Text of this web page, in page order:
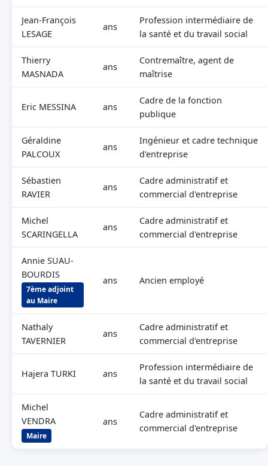
Jean-François
LESAGE
ans
Profession intermédiaire de
la santé et du travail social
Thierry
MASNADA
ans
Contremaître, agent de
maîtrise
Eric MESSINA ans
Cadre de la fonction
publique
Géraldine
PALCOUX
ans
Ingénieur et cadre technique
d'entreprise
Sébastien
RAVIER
ans
Cadre administratif et
commercial d'entreprise
Michel
SCARINGELLA
ans
Cadre administratif et
commercial d'entreprise
Annie SUAU-
BOURDIS
7ème adjoint
au Maire
ans Ancien employé
Nathaly
TAVERNIER
ans
Cadre administratif et
commercial d'entreprise
Hajera TURKI ans
Profession intermédiaire de
la santé et du travail social
Michel
VENDRA
Maire
ans
Cadre administratif et
commercial d'entreprise